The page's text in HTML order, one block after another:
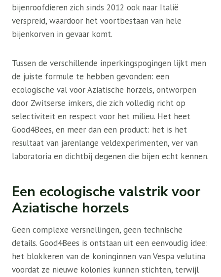
bijenroofdieren zich sinds 2012 ook naar Italië
verspreid, waardoor het voortbestaan ​​van hele
bijenkorven in gevaar komt.
Tussen de verschillende inperkingspogingen lijkt men
de juiste formule te hebben gevonden: een
ecologische val voor Aziatische horzels, ontworpen
door Zwitserse imkers, die zich volledig richt op
selectiviteit en respect voor het milieu. Het heet
Good4Bees, en meer dan een product: het is het
resultaat van jarenlange veldexperimenten, ver van
laboratoria en dichtbij degenen die bijen echt kennen.
Een ecologische valstrik voor
Aziatische horzels
Geen complexe versnellingen, geen technische
details. Good4Bees is ontstaan ​​uit een eenvoudig idee:
het blokkeren van de koninginnen van Vespa velutina
voordat ze nieuwe kolonies kunnen stichten, terwijl